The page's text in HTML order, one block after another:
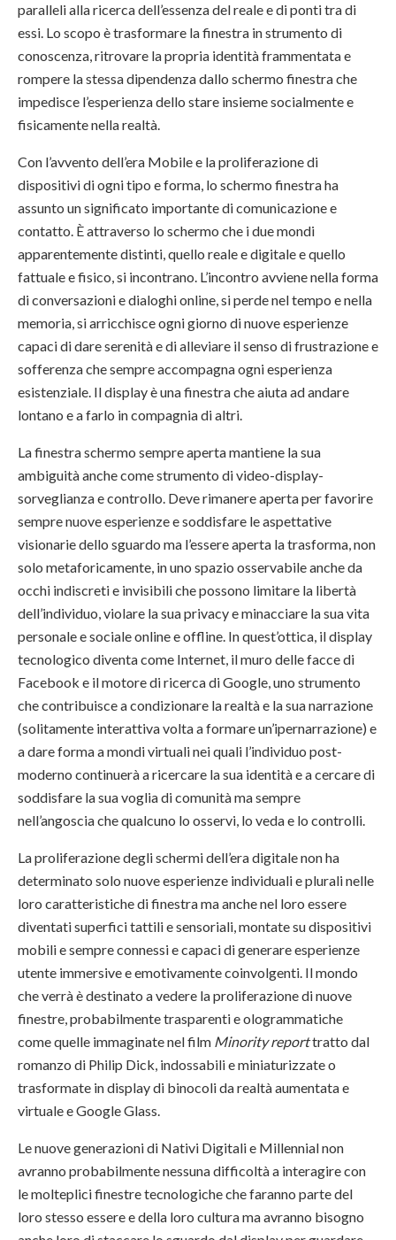
paralleli alla ricerca dell’essenza del reale e di ponti tra di
essi. Lo scopo è trasformare la finestra in strumento di
conoscenza, ritrovare la propria identità frammentata e
rompere la stessa dipendenza dallo schermo finestra che
impedisce l’esperienza dello stare insieme socialmente e
fisicamente nella realtà.
Con l’avvento dell’era Mobile e la proliferazione di
dispositivi di ogni tipo e forma, lo schermo finestra ha
assunto un significato importante di comunicazione e
contatto. È attraverso lo schermo che i due mondi
apparentemente distinti, quello reale e digitale e quello
fattuale e fisico, si incontrano. L’incontro avviene nella forma
di conversazioni e dialoghi online, si perde nel tempo e nella
memoria, si arricchisce ogni giorno di nuove esperienze
capaci di dare serenità e di alleviare il senso di frustrazione e
sofferenza che sempre accompagna ogni esperienza
esistenziale. Il display è una finestra che aiuta ad andare
lontano e a farlo in compagnia di altri.
La finestra schermo sempre aperta mantiene la sua
ambiguità anche come strumento di video-display-
sorveglianza e controllo. Deve rimanere aperta per favorire
sempre nuove esperienze e soddisfare le aspettative
visionarie dello sguardo ma l’essere aperta la trasforma, non
solo metaforicamente, in uno spazio osservabile anche da
occhi indiscreti e invisibili che possono limitare la libertà
dell’individuo, violare la sua privacy e minacciare la sua vita
personale e sociale online e offline. In quest’ottica, il display
tecnologico diventa come Internet, il muro delle facce di
Facebook e il motore di ricerca di Google, uno strumento
che contribuisce a condizionare la realtà e la sua narrazione
(solitamente interattiva volta a formare un’ipernarrazione) e
a dare forma a mondi virtuali nei quali l’individuo post-
moderno continuerà a ricercare la sua identità e a cercare di
soddisfare la sua voglia di comunità ma sempre
nell’angoscia che qualcuno lo osservi, lo veda e lo controlli.
La proliferazione degli schermi dell’era digitale non ha
determinato solo nuove esperienze individuali e plurali nelle
loro caratteristiche di finestra ma anche nel loro essere
diventati superfici tattili e sensoriali, montate su dispositivi
mobili e sempre connessi e capaci di generare esperienze
utente immersive e emotivamente coinvolgenti. Il mondo
che verrà è destinato a vedere la proliferazione di nuove
finestre, probabilmente trasparenti e ologrammatiche
come quelle immaginate nel film Minority reporttratto dal
romanzo di Philip Dick, indossabili e miniaturizzate o
trasformate in display di binocoli da realtà aumentata e
virtuale e Google Glass.
Le nuove generazioni di Nativi Digitali e Millennial non
avranno probabilmente nessuna difficoltà a interagire con
le molteplici finestre tecnologiche che faranno parte del
loro stesso essere e della loro cultura ma avranno bisogno